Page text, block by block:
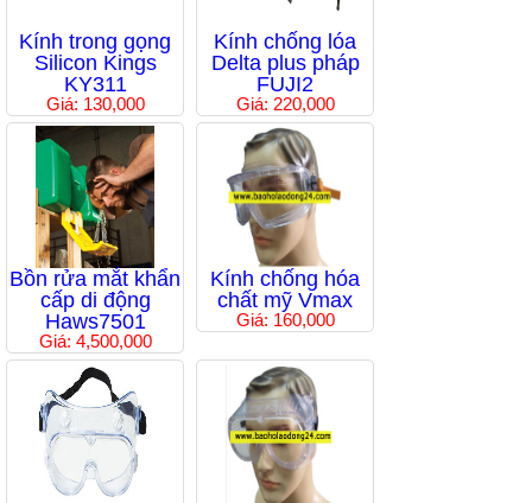
Kính trong gọng
Silicon Kings
KY311
Giá: 130,000
Kính chống lóa
Delta plus pháp
FUJI2
Giá: 220,000
Bồn rửa mắt khẩn
cấp di động
Haws7501
Giá: 4,500,000
Kính chống hóa
chất mỹ Vmax
Giá: 160,000